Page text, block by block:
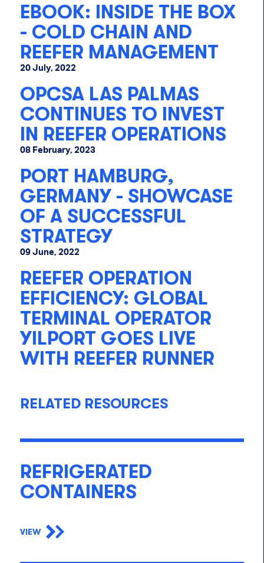
EBOOK: INSIDE THE BOX
- COLD CHAIN AND
REEFER MANAGEMENT
20 July, 2022
OPCSA LAS PALMAS
CONTINUES TO INVEST
IN REEFER OPERATIONS
08 February, 2023
PORT HAMBURG,
GERMANY - SHOWCASE
OF A SUCCESSFUL
STRATEGY
09 June, 2022
REEFER OPERATION
EFFICIENCY: GLOBAL
TERMINAL OPERATOR
YILPORT GOES LIVE
WITH REEFER RUNNER
RELATED RESOURCES
REFRIGERATED
CONTAINERS
VIEW